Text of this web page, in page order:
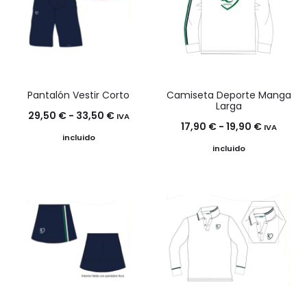
Pantalón Vestir Corto
29,50 € - 33,50 €Rango
33,50 €
IVA
incluido
Camiseta Deporte Manga
Larga
17,90 € - 19,90 €Rango
17,90 €
hasta
IVA
incluido